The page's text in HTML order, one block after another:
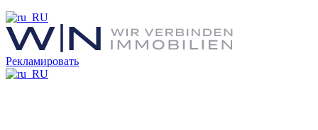
Рекламировать